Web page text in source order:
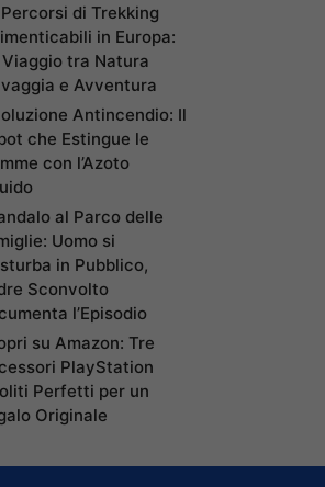
di Trekking
in Europa:
Viaggio tra Natura
e Avventura
Antincendio: Il
che Estingue le
con l’Azoto
al Parco delle
Uomo si
in Pubblico,
Sconvolto
l’Episodio
su Amazon: Tre
PlayStation
Perfetti per un
Originale